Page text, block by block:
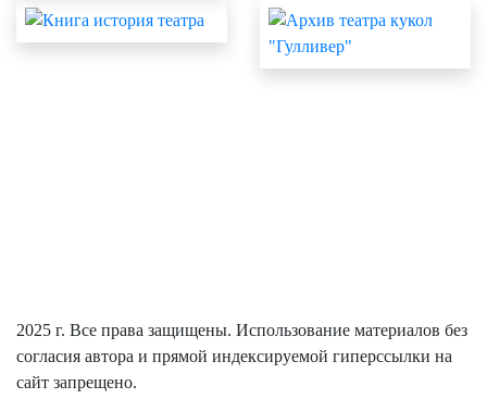
2025 г. Все права защищены. Использование материалов без
согласия автора и прямой индексируемой гиперссылки на
сайт запрещено.